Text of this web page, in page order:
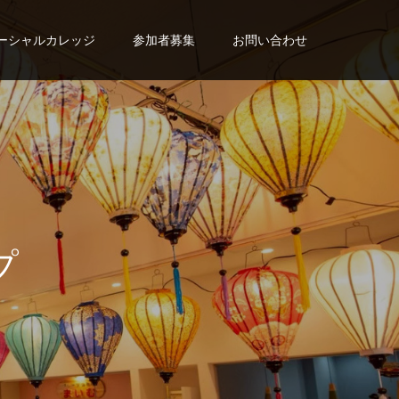
シャルカレッジ 参加者募集 お問い合わせ